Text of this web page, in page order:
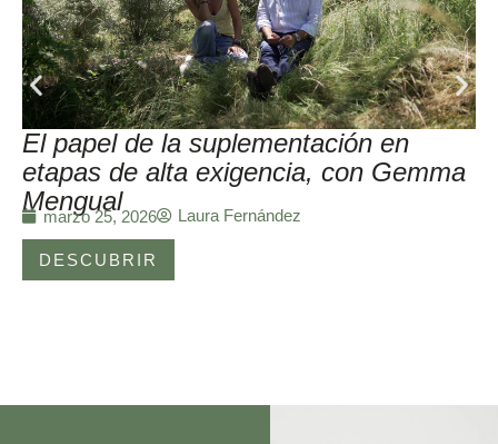
El papel de la suplementación en
etapas de alta exigencia, con Gemma
Mengual
marzo 25, 2026 Laura Fernández
DESCUBRIR